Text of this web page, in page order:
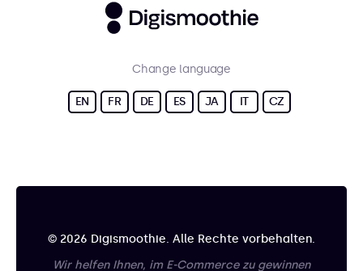
Change language
EN FR DE ES JA IT CZ
© 2026 Digismoothie. Alle Rechte vorbehalten.
Wir helfen Ihnen, im E-Commerce zu gewinnen